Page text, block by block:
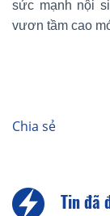
sức mạnh nội
vươn tầm cao
Chia sẻ
Tin đã